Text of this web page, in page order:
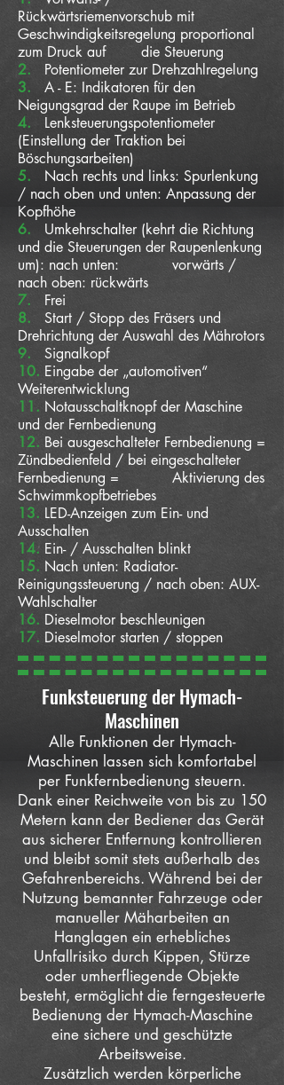
Rückwärtsriemenvorschub mit
Geschwindigkeitsregelung proportional
zum Druck auf die Steuerung
2. Potentiometer zur Drehzahlregelung
3. A - E: Indikatoren für den
Neigungsgrad der Raupe im Betrieb
4. Lenksteuerungspotentiometer
(Einstellung der Traktion bei
Böschungsarbeiten)
5. Nach rechts und links: Spurlenkung
/ nach oben und unten: Anpassung der
Kopfhöhe
6. Umkehrschalter (kehrt die Richtung
und die Steuerungen der Raupenlenkung
um): nach unten: vorwärts /
nach oben: rückwärts
7. Frei
8. Start / Stopp des Fräsers und
Drehrichtung der Auswahl des Mährotors
9. Signalkopf
10. Eingabe der „automotiven“
Weiterentwicklung
11. Notausschaltknopf der Maschine
und der Fernbedienung
12. Bei ausgeschalteter Fernbedienung =
Zündbedienfeld / bei eingeschalteter
Fernbedienung = Aktivierung des
Schwimmkopfbetriebes
13. LED-Anzeigen zum Ein- und
Ausschalten
14. Ein- / Ausschalten blinkt
15. Nach unten: Radiator-
Reinigungssteuerung / nach oben: AUX-
Wahlschalter
16. Dieselmotor beschleunigen
17. Dieselmotor starten / stoppen
Funksteuerung der Hymach-
Maschinen
Alle Funktionen der Hymach-
Maschinen lassen sich komfortabel
per Funkfernbedienung steuern.
Dank einer Reichweite von bis zu 150
Metern kann der Bediener das Gerät
aus sicherer Entfernung kontrollieren
und bleibt somit stets außerhalb des
Gefahrenbereichs. Während bei der
Nutzung bemannter Fahrzeuge oder
manueller Mäharbeiten an
Hanglagen ein erhebliches
Unfallrisiko durch Kippen, Stürze
oder umherfliegende Objekte
besteht, ermöglicht die ferngesteuerte
Bedienung der Hymach-Maschine
eine sichere und geschützte
Arbeitsweise.
Zusätzlich werden körperliche